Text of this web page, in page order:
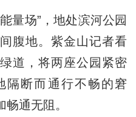
场”，地处滨河公园
腹地。紫金山记者看
道，将两座公园紧密
隔断而通行不畅的窘
通无阻。